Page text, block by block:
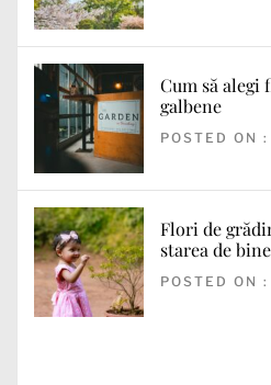
Cum să alegi
galbene
POSTED ON
Flori de
starea de
POSTED ON